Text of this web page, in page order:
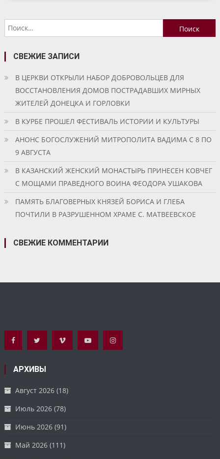
Найти:
СВЕЖИЕ ЗАПИСИ
В ЦЕРКВИ ОТКРЫЛИ НАБОР ДОБРОВОЛЬЦЕВ ДЛЯ
ВОССТАНОВЛЕНИЯ ДОМОВ ПОСТРАДАВШИХ МИРНЫХ
ЖИТЕЛЕЙ ДОНЕЦКА И ГОРЛОВКИ
В КУРБЕ ПРОШЕЛ ФЕСТИВАЛЬ ИСТОРИИ И КУЛЬТУРЫ
АНОНС БОГОСЛУЖЕНИЙ МИТРОПОЛИТА ВАДИМА С 8 ПО
9 АВГУСТА
В КАЗАНСКИЙ ЖЕНСКИЙ МОНАСТЫРЬ ПРИНЕСЕН КОВЧЕГ
С МОЩАМИ ПРАВЕДНОГО ВОИНА ФЕОДОРА УШАКОВА
ПАМЯТЬ БЛАГОВЕРНЫХ КНЯЗЕЙ БОРИСА И ГЛЕБА
ПОЧТИЛИ В РАЗРУШЕННОМ ХРАМЕ С. МАТВЕЕВСКОЕ
СВЕЖИЕ КОММЕНТАРИИ
АРХИВЫ
Август 2026 (18)
Июль 2026 (78)
Июнь 2026 (91)
Май 2026 (111)